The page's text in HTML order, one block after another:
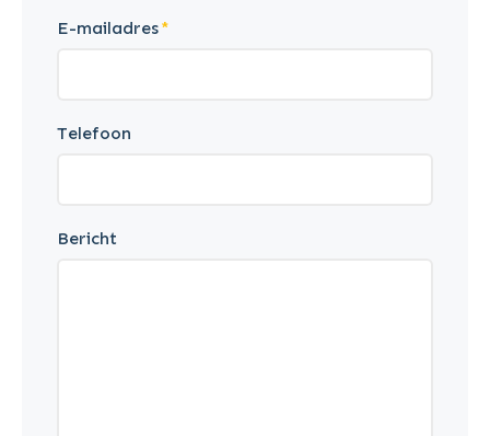
E-mailadres
Telefoon
Bericht